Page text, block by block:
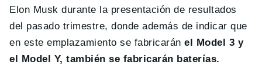
Elon Musk durante la presentación de resultados
del pasado trimestre, donde además de indicar que
en este emplazamiento se fabricaránel Model 3 y
el Model Y, también se fabricarán baterías.